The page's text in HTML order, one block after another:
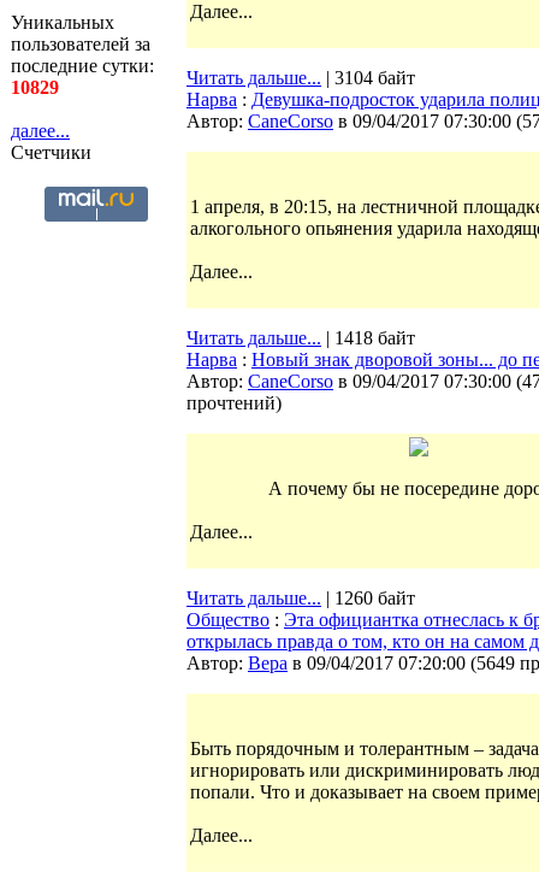
Уникальных
пользователей за
последние сутки:
10829
далее...
Счетчики
Далее...
Читать дальше... | 3104 байт
Нарва : Девушка-подросток ударила
Автор: CaneCorso в 09/04/2017 07:30:00 (
1 апреля, в 20:15, на лестничной
алкогольного опьянения ударила
Далее...
Читать дальше... | 1418 байт
Нарва : Новый знак дворовой зоны... до
Автор: CaneCorso в 09/04/2017 07:30:00 (
прочтений)
А почему бы не посередине
Далее...
Читать дальше... | 1260 байт
Общество : Эта официантка отнеслась к
открылась правда о том, кто он на самом
Автор: Bepa в 09/04/2017 07:20:00 (5649
Быть порядочным и толерантным –
игнорировать или дискриминировать
попали. Что и доказывает на своем
Далее...